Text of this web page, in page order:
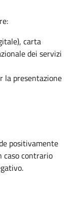
carta
dei servizi
la presentazione
positivamente
caso contrario